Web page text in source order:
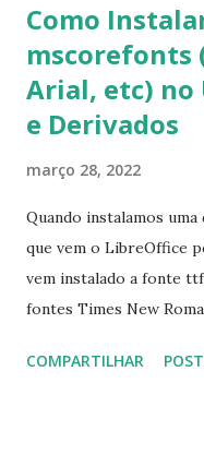
Como
mscorefonts
Arial, etc)
e Derivados
março 28, 2022
Quando instalamos
que vem o LibreOffice
vem instalado a fonte
fontes Times New
a Associação Brasileira
COMPARTILHAR